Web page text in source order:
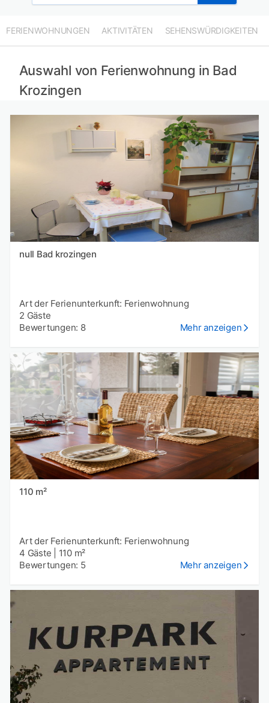
FERIENWOHNUNGEN AKTIVITÄTEN SEHENSWÜRDIGKEITEN
Auswahl von Ferienwohnung in Bad
Krozingen
null Bad krozingen
Art der Ferienunterkunft: Ferienwohnung
2 Gäste
Bewertungen: 8
Mehr anzeigen
110 m²
Art der Ferienunterkunft: Ferienwohnung
4 Gäste
110 m²
Bewertungen: 5
Mehr anzeigen